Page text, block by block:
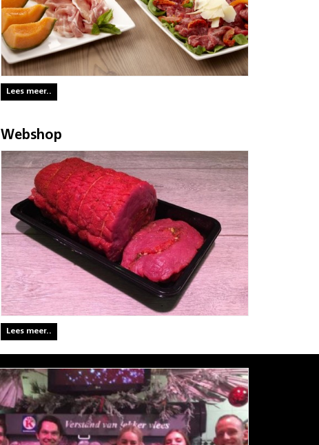
Lees meer..
Webshop
Lees meer..